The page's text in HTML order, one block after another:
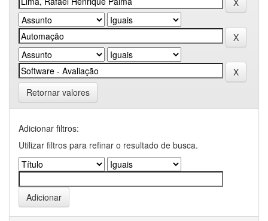
Retornar valores
Adicionar filtros:
Utilizar filtros para refinar o resultado de busca.